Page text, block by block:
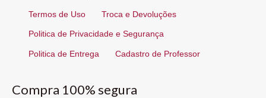
Termos de Uso Troca e Devoluções
Politica de Privacidade e Segurança
Politica de Entrega Cadastro de Professor
Compra 100% segura